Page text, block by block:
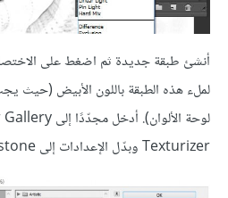
أنشئ طبقة جديدة ثم اضغط على
لملء هذه الطبقة باللون الأبيض (حيث
Texturizer وبدّل الإعدادات إلى Sandstone الحجر الرملي.